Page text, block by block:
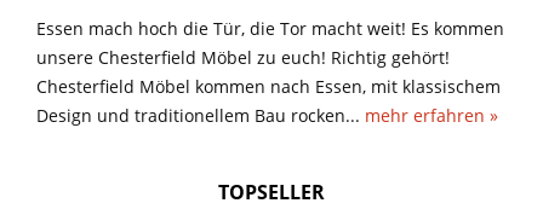
Essen mach hoch die Tür, die Tor macht weit! Es kommen
unsere Chesterfield Möbel zu euch! Richtig gehört!
Chesterfield Möbel kommen nach Essen, mit klassischem
Design und traditionellem Bau rocken... mehr erfahren »
TOPSELLER